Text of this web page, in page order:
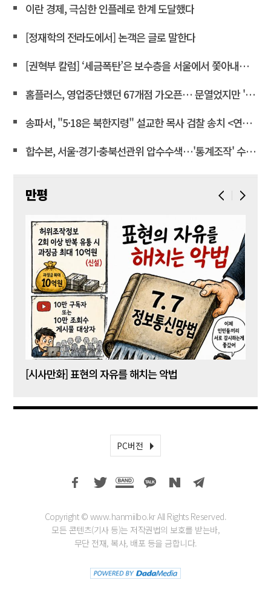
이란 경제, 극심한 인플레로 한계 도달했다
[정재학의 전라도에서] 논객은 글로 말한다
[권혁부 칼럼] ‘세금폭탄’은 보수층을 서울에서 쫓아내려는 계획
홈플러스, 영업중단했던 67개점 가오픈… 문열었지만 '텅빈 매대'
송파서, "5·18은 북한지령" 설교한 목사 검찰 송치 <연합뉴스>
합수본, 서울·경기·충북선관위 압수수색…'통계조작' 수사확대
만평
[시사만화] 표현의 자유를 해치는 악법
PC버전
Copyright © www.hanmiilbo.kr All Rights Reserved.
모든 콘텐츠(기사 등)는 저작권법의 보호를 받는바,
무단 전재, 복사, 배포 등을 금합니다.